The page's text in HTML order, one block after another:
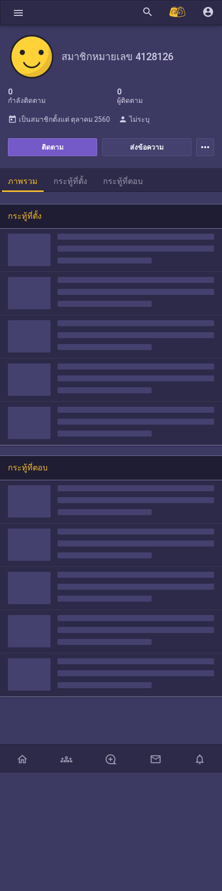
menu search account_circle
สมาชิกหมายเลข 4128126
0
กำลังติดตาม
0
ผู้ติดตาม
ส่งข้อความ
ติดตาม
today เป็นสมาชิกตั้งแต่ ตุลาคม 2560 person ไม่ระบุ
more_horiz
ภาพรวม กระทู้ที่ตั้ง กระทู้ที่ตอบ
กระทู้ที่ตั้ง
กระทู้ที่ตอบ